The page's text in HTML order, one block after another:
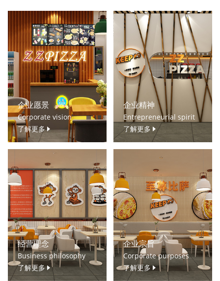
企业愿景
Corporate vision
了解更多
企业精神
Entrepreneurial spirit
了解更多
经营理念
Business philosophy
了解更多
企业宗旨
Corporate purposes
了解更多